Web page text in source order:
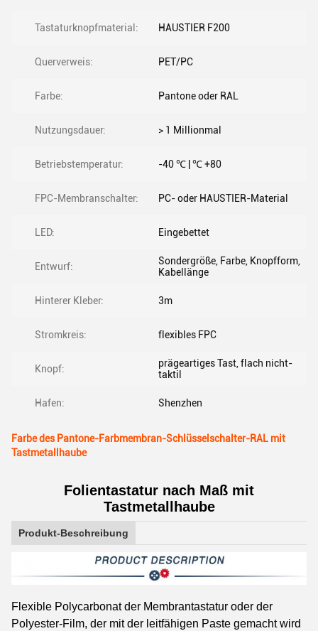
Tastaturknopfmaterial: HAUSTIER F200
Querverweis: PET/PC
Farbe: Pantone oder RAL
Nutzungsdauer: > 1 Millionmal
Betriebstemperatur: -40 ℃ | ℃ +80
FPC-Membranschalter: PC- oder HAUSTIER-Material
LED: Eingebettet
Entwurf:
Sondergröße, Farbe, Knopfform,
Kabellänge
Hinterer Kleber: 3m
Stromkreis: flexibles FPC
Knopf:
prägeartiges Tast, flach nicht-
taktil
Hafen: Shenzhen
Farbe des Pantone-Farbmembran-Schlüsselschalter-RAL mit
Tastmetallhaube
Folientastatur nach Maß mit
Tastmetallhaube
Produkt-Beschreibung
Flexible Polycarbonat der Membrantastatur oder der
Polyester-Film, der mit der leitfähigen Paste gemacht wird